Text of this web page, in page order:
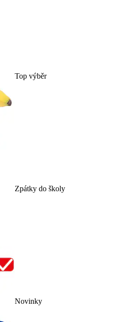
Top výběr
Zpátky do školy
Novinky